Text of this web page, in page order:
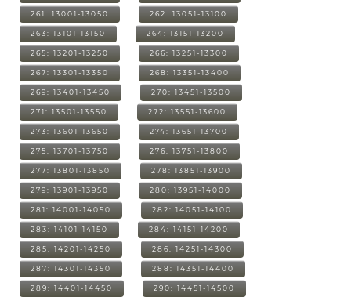
261: 13001-13050 262: 13051-13100
263: 13101-13150 264: 13151-13200
265: 13201-13250 266: 13251-13300
267: 13301-13350 268: 13351-13400
269: 13401-13450 270: 13451-13500
271: 13501-13550 272: 13551-13600
273: 13601-13650 274: 13651-13700
275: 13701-13750 276: 13751-13800
277: 13801-13850 278: 13851-13900
279: 13901-13950 280: 13951-14000
281: 14001-14050 282: 14051-14100
283: 14101-14150 284: 14151-14200
285: 14201-14250 286: 14251-14300
287: 14301-14350 288: 14351-14400
289: 14401-14450 290: 14451-14500